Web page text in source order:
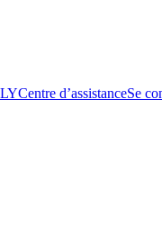
Centre d’assistanceSe